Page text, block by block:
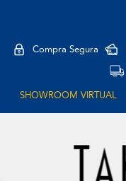
Compra Segura
SHOWROOM VIRTUAL